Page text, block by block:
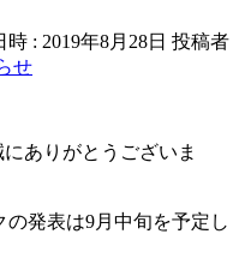
: 2019年8月28日 投稿者
せ
ありがとうございま
発表は9月中旬を予定し